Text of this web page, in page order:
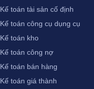
Kế toán tài sản cố định
Kế toán công cụ dụng cụ
Kế toán kho
Kế toán công nợ
Kế toán bán hàng
Kế toán giá thành